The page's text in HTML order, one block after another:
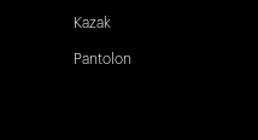
Kazak
Pantolon